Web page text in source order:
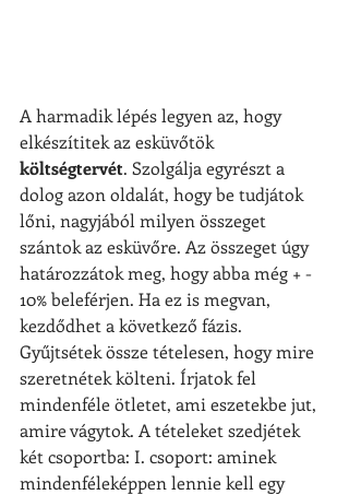
A harmadik lépés legyen az, hogy
elkészítitek az esküvőtök
költségtervét. Szolgálja egyrészt a
dolog azon oldalát, hogy be tudjátok
lőni, nagyjából milyen összeget
szántok az esküvőre. Az összeget úgy
határozzátok meg, hogy abba még + -
10% beleférjen. Ha ez is megvan,
kezdődhet a következő fázis.
Gyűjtsétek össze tételesen, hogy mire
szeretnétek költeni. Írjatok fel
mindenféle ötletet, ami eszetekbe jut,
amire vágytok. A tételeket szedjétek
két csoportba: I. csoport: aminek
mindenféleképpen lennie kell egy